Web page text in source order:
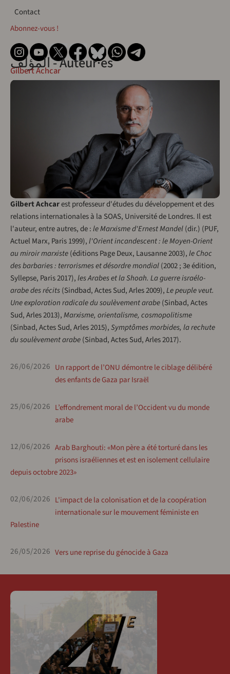
Contact
Contact
Abonnez-vous !
المؤلف - Auteur·esGilbert Achcar
Gilbert Achcarest professeur d'études du développement et des
relations internationales à la SOAS, Université de Londres. Il est
l'auteur, entre autres, de :le Marxisme d'Ernest Mandel(dir.) (PUF,
Actuel Marx, Paris 1999),l'Orient incandescent : le Moyen-Orient
au miroir marxiste(éditions Page Deux, Lausanne 2003),le Choc
des barbaries : terrorismes et désordre mondial(2002 ; 3e édition,
Syllepse, Paris 2017),les Arabes et la Shoah. La guerre israélo-
arabe des récits(Sindbad, Actes Sud, Arles 2009),Le peuple veut.
Une exploration radicale du soulèvement arabe(Sinbad, Actes
Sud, Arles 2013),Marxisme, orientalisme, cosmopolitisme
(Sinbad, Actes Sud, Arles 2015),Symptômes morbides, la rechute
du soulèvement arabe(Sinbad, Actes Sud, Arles 2017).
26/06/2026 Un rapport de l’ONU démontre le ciblage délibéré
des enfants de Gaza par Israël
25/06/2026 L’effondrement moral de l’Occident vu du monde
arabe
12/06/2026 Arab Barghouti: «Mon père a été torturé dans les
prisons israéliennes et est en isolement cellulaire
depuis octobre 2023»
02/06/2026 L'impact de la colonisation et de la coopération
internationale sur le mouvement féministe en
Palestine
26/05/2026 Vers une reprise du génocide à Gaza